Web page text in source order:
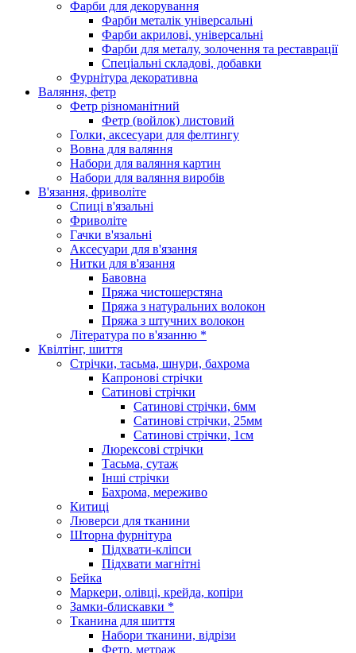
Фарби для декорування
Фарби металік універсальні
Фарби акрилові, універсальні
Фарби для металу, золочення та реставрації
Спеціальні складові, добавки
Фурнітура декоративна
Валяння, фетр
Фетр різноманітний
Фетр (войлок) листовий
Голки, аксесуари для фелтингу
Вовна для валяння
Набори для валяння картин
Набори для валяння виробів
В'язання, фриволіте
Спиці в'язальні
Фриволіте
Гачки в'язальні
Аксесуари для в'язання
Нитки для в'язання
Бавовна
Пряжа чистошерстяна
Пряжа з натуральних волокон
Пряжа з штучних волокон
Література по в'язанню *
Квілтінг, шиття
Стрічки, тасьма, шнури, бахрома
Капронові стрічки
Сатинові стрічки
Сатинові стрічки, 6мм
Сатинові стрічки, 25мм
Сатинові стрічки, 1см
Люрексові стрічки
Тасьма, сутаж
Інші стрічки
Бахрома, мереживо
Китиці
Люверси для тканини
Шторна фурнітура
Підхвати-кліпси
Підхвати магнітні
Бейка
Маркери, олівці, крейда, копіри
Замки-блискавки *
Тканина для шиття
Набори тканини, відрізи
Фетр, метраж